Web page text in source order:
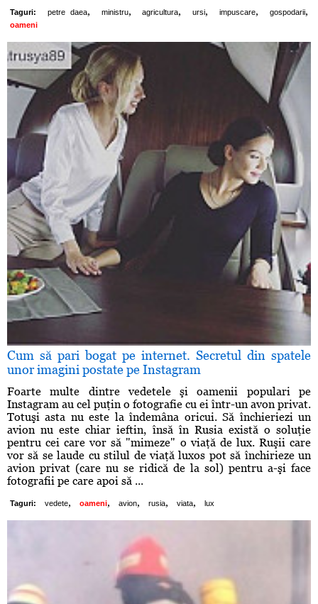
Taguri: petre daea, ministru, agricultura, ursi, impuscare, gospodarii,
oameni
Cum să pari bogat pe internet. Secretul din spatele
unor imagini postate pe Instagram
Foarte multe dintre vedetele şi oamenii populari pe
Instagram au cel puţin o fotografie cu ei într-un avon privat.
Totuşi asta nu este la îndemâna oricui. Să închieriezi un
avion nu este chiar ieftin, însă în Rusia există o soluţie
pentru cei care vor să "mimeze" o viaţă de lux. Ruşii care
vor să se laude cu stilul de viaţă luxos pot să închirieze un
avion privat (care nu se ridică de la sol) pentru a-şi face
fotografii pe care apoi să ...
Taguri: vedete, oameni, avion, rusia, viata, lux